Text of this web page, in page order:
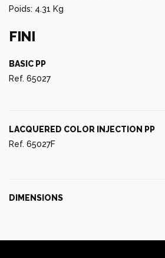
Poids: 4.31 Kg
FINI
BASIC PP
Ref. 65027
LACQUERED COLOR INJECTION PP
Ref. 65027F
DIMENSIONS